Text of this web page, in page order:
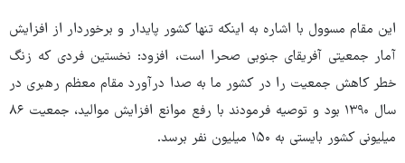
این مقام مسوول با اشاره به اینکه تنها کشور پایدار و برخوردار از افزایش
آمار جمعیتی آفریقای جنوبی صحرا است، افزود: نخستین فردی که زنگ
خطر کاهش جمعیت را در کشور ما به صدا درآورد مقام معظم رهبری در
سال ۱۳۹۰ بود و توصیه فرمودند با رفع موانع افزایش موالید، جمعیت ۸۶
میلیونی کشور بایستی به ۱۵۰ میلیون نفر برسد.